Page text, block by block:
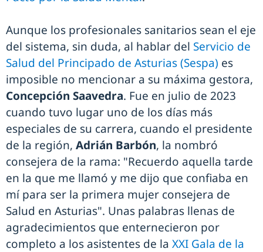
Aunque los profesionales sanitarios sean el eje
del sistema, sin duda, al hablar del Servicio de
Salud del Principado de Asturias (Sespa) es
imposible no mencionar a su máxima gestora,
Concepción Saavedra. Fue en julio de 2023
cuando tuvo lugar uno de los días más
especiales de su carrera, cuando el presidente
de la región, Adrián Barbón, la nombró
consejera de la rama: "Recuerdo aquella tarde
en la que me llamó y me dijo que confiaba en
mí para ser la primera mujer consejera de
Salud en Asturias". Unas palabras llenas de
agradecimientos que enternecieron por
completo a los asistentes de la XXI Gala de la